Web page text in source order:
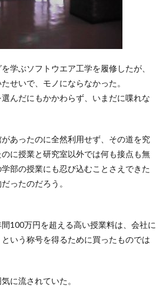
学ぶソフトウエア工学を履修したが、
せいで、モノにならなかった。
んだにもかかわらず、いまだに喋れな
あったのに全然利用せず、その道を究
に授業と研究室以外では何も接点も無
部の授業にも忍び込むことさえできた
ったのだろう。
100万円を超える高い授業料は、会社に
いう称号を得るために買ったものでは
に流されていた。